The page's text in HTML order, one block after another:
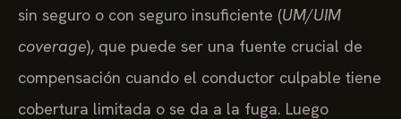
sin seguro o con seguro insuficiente (UM/UIM
coverage), que puede ser una fuente crucial de
compensación cuando el conductor culpable tiene
cobertura limitada o se da a la fuga. Luego